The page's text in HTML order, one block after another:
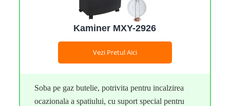
Kaminer MXY-2926
Vezi Pretul Aici
Soba pe gaz butelie, potrivita pentru incalzirea
ocazionala a spatiului, cu suport special pentru